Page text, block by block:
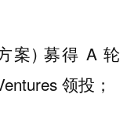
案) 募得 A 轮
领投；